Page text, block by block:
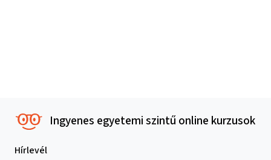
Ingyenes egyetemi szintű online kurzusok
Hírlevél